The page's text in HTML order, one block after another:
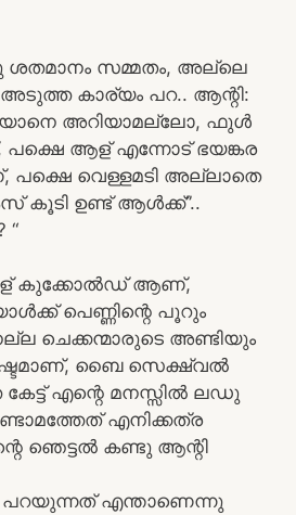
സമ്മതം, അല്ലെ
കാര്യം പറ.. ആന്റി:
അറിയാമല്ലോ, ഫുൾ
ആള് എന്നോട് ഭയങ്കര
വെള്ളമടി അല്ലാതെ
കൂടി ഉണ്ട് ആൾക്ക്”..
“
കുക്കോൽഡ് ആണ്,
പെണ്ണിന്റെ പൂറും
ചെക്കന്മാരുടെ അണ്ടിയും
ബൈ സെക്ഷ്വൽ
എന്റെ മനസ്സിൽ ലഡു
എനിക്കത്ര
ഞെട്ടൽ കണ്ടു ആന്റി
പറയുന്നത് എന്താണെന്നു